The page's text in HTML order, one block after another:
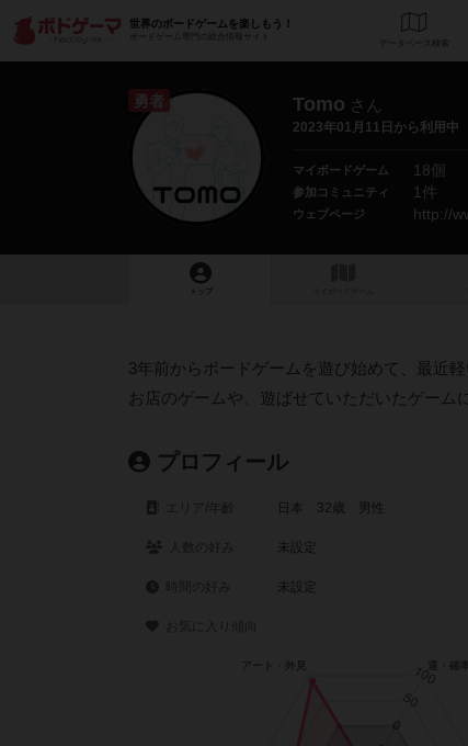
世界のボードゲームを楽しもう！
ボードゲーム専門の総合情報サイト
データベー
勇者 Tomo さん
2023年01月11日から利用中
マイボードゲーム 18個
参加コミュニティ 1件
ウェブページ http://
トップ
3年前からボードゲームを遊び始めて、最近
お店のゲームや、遊ばせていただいたゲーム
プロフィール
日本 32歳 男性
未設定
未設定